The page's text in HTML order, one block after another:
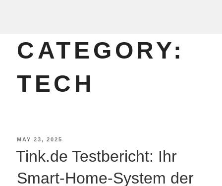
CATEGORY:
TECH
MAY 23, 2025
Tink.de Testbericht: Ihr
Smart-Home-System der